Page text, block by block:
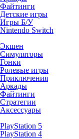
Файтинги
Детские игры
Игры Б/У
Nintendo Switch
Экшен
Симуляторы
Гонки
Ролевые игры
Приключения
Аркады
Файтинги
Стратегии
Аксессуары
PlayStation 5
PlayStation 4